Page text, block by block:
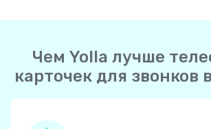
Чем Yolla лучше
карточек для звонков